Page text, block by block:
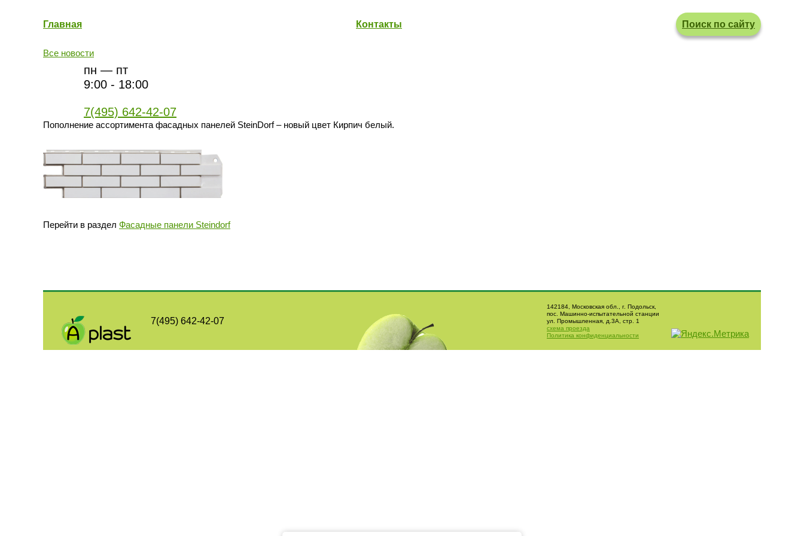
пн — пт
9:00 - 18:00
7(495) 642-42-07
Главная Контакты Поиск по сайту
Все новости
Пополнение ассортимента фасадных панелей SteinDorf – новый цвет Кирпич белый.
Перейти в раздел Фасадные панели Steindorf
7(495) 642-42-07
142184, Московская обл., г. Подольск,
пос. Машинно-испытательной станции
ул. Промышленная, д.3А, стр. 1
схема проезда
Политика конфиденциальности